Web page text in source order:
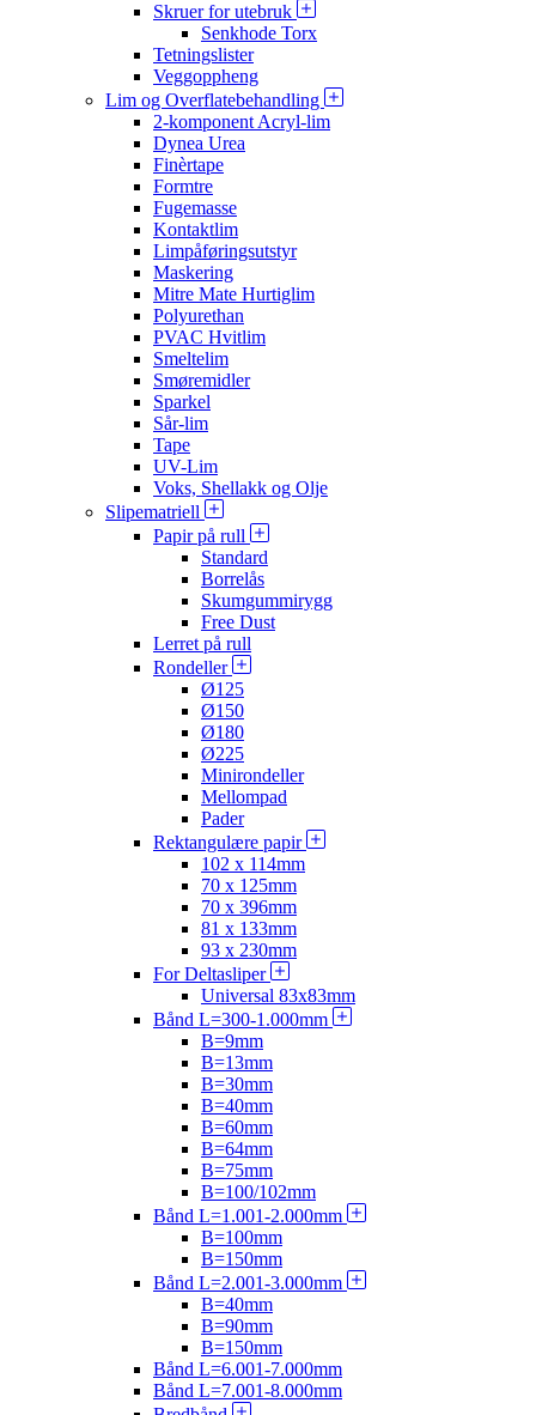
Skruer for utebruk
Senkhode Torx
Tetningslister
Veggoppheng
Lim og Overflatebehandling
2-komponent Acryl-lim
Dynea Urea
Finèrtape
Formtre
Fugemasse
Kontaktlim
Limpåføringsutstyr
Maskering
Mitre Mate Hurtiglim
Polyurethan
PVAC Hvitlim
Smeltelim
Smøremidler
Sparkel
Sår-lim
Tape
UV-Lim
Voks, Shellakk og Olje
Slipematriell
Papir på rull
Standard
Borrelås
Skumgummirygg
Free Dust
Lerret på rull
Rondeller
Ø125
Ø150
Ø180
Ø225
Minirondeller
Mellompad
Pader
Rektangulære papir
102 x 114mm
70 x 125mm
70 x 396mm
81 x 133mm
93 x 230mm
For Deltasliper
Universal 83x83mm
Bånd L=300-1.000mm
B=9mm
B=13mm
B=30mm
B=40mm
B=60mm
B=64mm
B=75mm
B=100/102mm
Bånd L=1.001-2.000mm
B=100mm
B=150mm
Bånd L=2.001-3.000mm
B=40mm
B=90mm
B=150mm
Bånd L=6.001-7.000mm
Bånd L=7.001-8.000mm